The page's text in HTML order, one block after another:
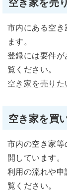
空き家を売
市内にある空き
ます。
登録には要件
覧ください。
空き家を売りた
空き家を買
市内の空き家等
開しています。
利用の流れや
覧ください。